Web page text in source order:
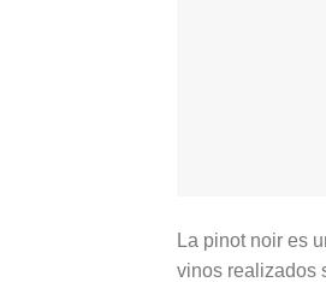
La pinot noir es
vinos realizados